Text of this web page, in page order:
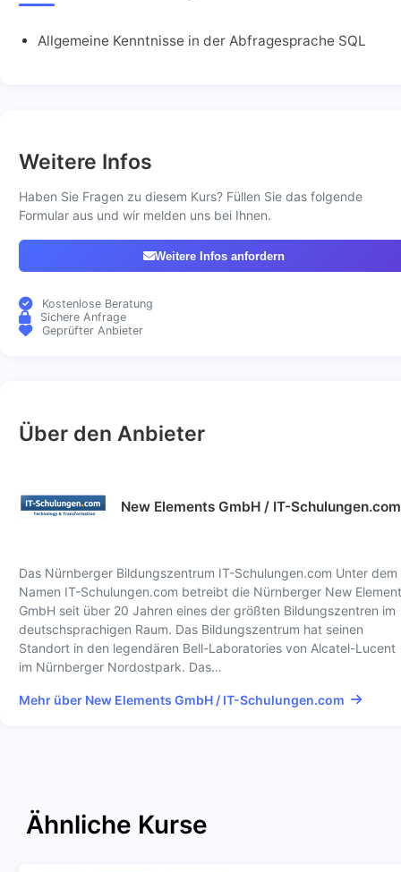
Allgemeine Kenntnisse in der Abfragesprache SQL
Weitere Infos
Haben Sie Fragen zu diesem Kurs? Füllen Sie das folgende
Formular aus und wir melden uns bei Ihnen.
Weitere Infos anfordern
Kostenlose Beratung
Sichere Anfrage
Geprüfter Anbieter
Über den Anbieter
New Elements GmbH / IT-Schulungen.com
Das Nürnberger Bildungszentrum IT-Schulungen.com Unter dem
Namen IT-Schulungen.com betreibt die Nürnberger New
GmbH seit über 20 Jahren eines der größten Bildungszentren im
deutschsprachigen Raum. Das Bildungszentrum hat seinen
Standort in den legendären Bell-Laboratories von Alcatel-Lucent
im Nürnberger Nordostpark. Das…
Mehr über New Elements GmbH / IT-Schulungen.com
Ähnliche Kurse